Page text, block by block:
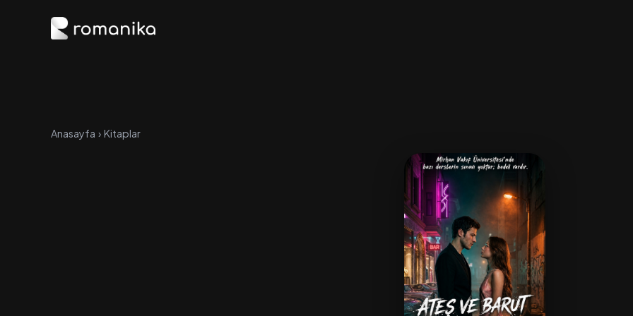
Anasayfa › Kitaplar